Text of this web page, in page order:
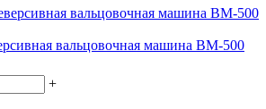
вальцовочная машина ВМ-500
+